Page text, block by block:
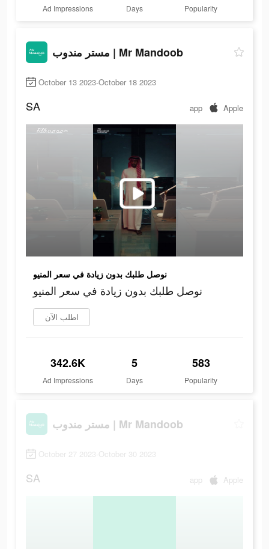
Ad Impressions Days Popularity
مستر مندوب | Mr Mandoob
October 13 2023-October 18 2023
SA app Apple
نوصل طلبك بدون زيادة في سعر المنيو
نوصل طلبك بدون زيادة في سعر المنيو
اطلب الآن
342.6K
Ad Impressions
5
Days
583
Popularity
مستر مندوب | Mr Mandoob
October 27 2023-October 30 2023
SA app Apple